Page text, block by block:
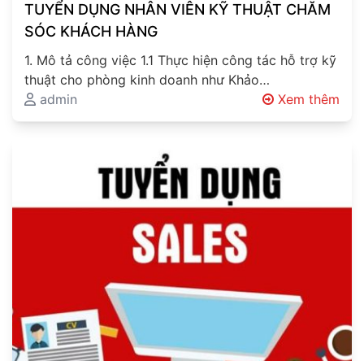
TUYỂN DỤNG NHÂN VIÊN KỸ THUẬT CHĂM
SÓC KHÁCH HÀNG
1. Mô tả công việc 1.1 Thực hiện công tác hỗ trợ kỹ
thuật cho phòng kinh doanh như Khảo…
admin
Xem thêm